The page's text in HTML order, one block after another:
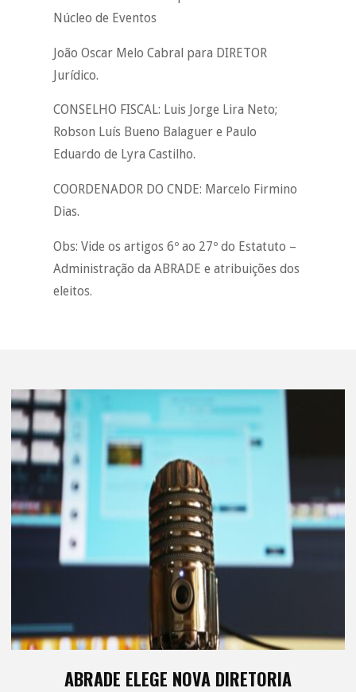
Núcleo de Eventos
João Oscar Melo Cabral para DIRETOR
Jurídico.
CONSELHO FISCAL: Luis Jorge Lira Neto;
Robson Luís Bueno Balaguer e Paulo
Eduardo de Lyra Castilho.
COORDENADOR DO CNDE: Marcelo Firmino
Dias.
Obs: Vide os artigos 6º ao 27º do Estatuto –
Administração da ABRADE e atribuições dos
eleitos.
ABRADE ELEGE NOVA DIRETORIA